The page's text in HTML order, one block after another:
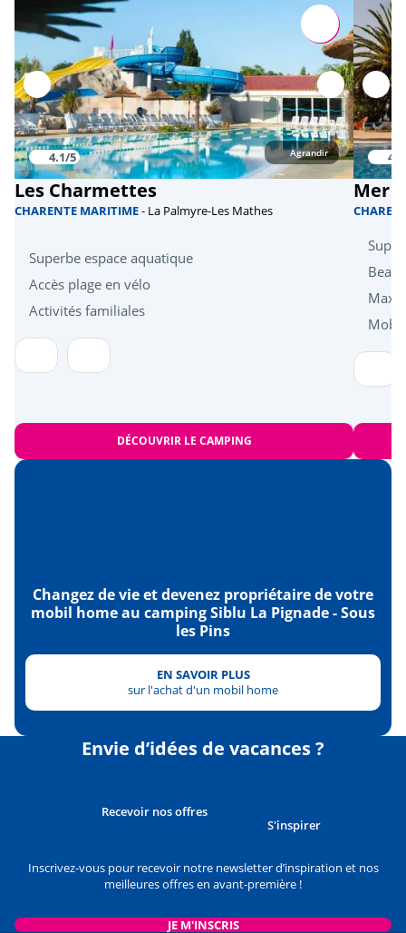
Culture et patrimoine
Les îles Madame, d'Aix et d'Oléron <10km
Fort Boyard <11km
le Musée National de la Marine à
Rochefort
<40km
La Rochelle <90km
4.1/5 Agrandir
Les Charmettes
CHARENTE MARITIME- La Palmyre-Les Mathes
Superbe espace aquatique
Accès plage en vélo
Activités familiales
DÉCOUVRIR LE CAMPING
Mer
Beau
Maxi
Changez de vie et devenez propriétaire de votre
mobil home au camping Siblu La Pignade - Sous
les Pins
EN SAVOIR PLUS
sur l'achat d'un mobil home
Envie d’idées de vacances ?
Recevoir nos offres
S'inspirer
Inscrivez-vous pour recevoir notre newsletter d’inspiration et nos
meilleures offres en avant-première !
JE M'INSCRIS